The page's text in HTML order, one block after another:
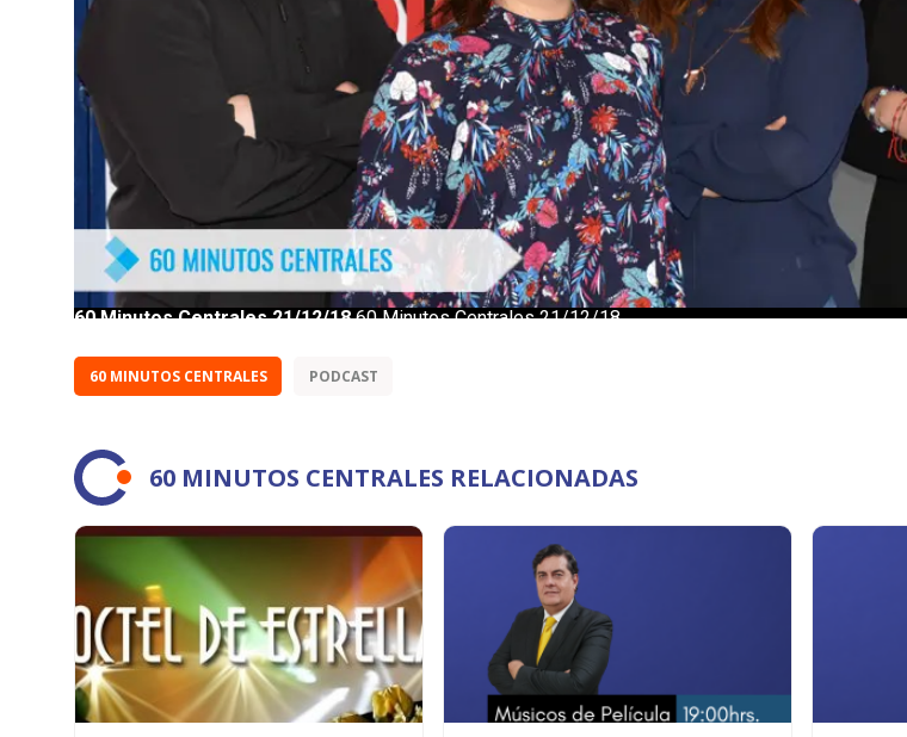
60 MINUTOS CENTRALES PODCAST
60 MINUTOS CENTRALES RELACIONADAS